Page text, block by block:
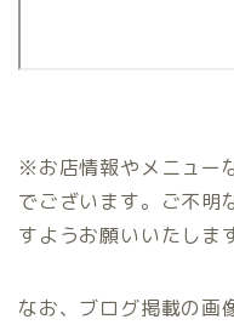
※お店情報やメニュー
でございます。ご不明
すようお願いいたしま
なお、ブログ掲載の画